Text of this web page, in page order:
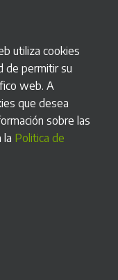
estándar a tus
utiliza cookies
de permitir su
web. A
que desea
sobre las
la Politica de